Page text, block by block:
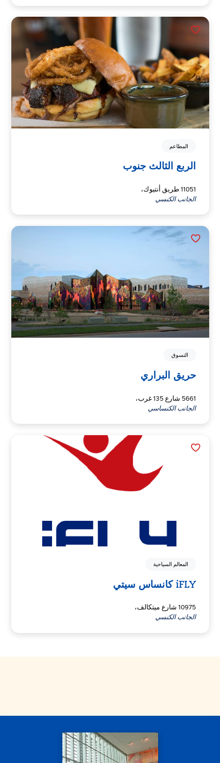
المطاعم
الربع الثالث جنوب
11051 طريق أنتيوك،
الجانب الكنسي
التسوق
حريق البراري
5661 شارع 135 غرب،
الجانب الكنساسي
المعالم السياحية
iFLY كانساس سيتي
10975 شارع ميتكالف،
الجانب الكنسي